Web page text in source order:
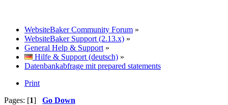
WebsiteBaker Community Forum »
WebsiteBaker Support (2.13.x) »
General Help & Support »
Hilfe & Support (deutsch) »
Datenbankabfrage mit prepared statements
Print
Pages: [1] Go Down